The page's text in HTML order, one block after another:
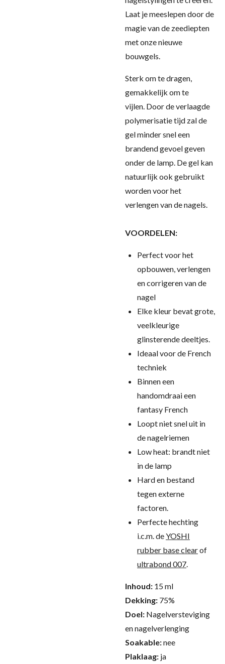
Laat je meeslepen door de
magie van de zeediepten
met onze nieuwe
bouwgels.
Sterk om te dragen,
gemakkelijk om te
vijlen. Door de verlaagde
polymerisatie tijd zal de
gel minder snel een
brandend gevoel geven
onder de lamp. De gel kan
natuurlijk ook gebruikt
worden voor het
verlengen van de nagels.
VOORDELEN:
Perfect voor het
opbouwen, verlengen
en corrigeren van de
nagel
Elke kleur bevat grote,
veelkleurige
glinsterende deeltjes.
Ideaal voor de French
techniek
Binnen een
handomdraai een
fantasy French
Loopt niet snel uit in
de nagelriemen
Low heat: brandt niet
in de lamp
Hard en bestand
tegen externe
factoren.
Perfecte hechting
i.c.m. deYOSHI
rubber base clearof
ultrabond 007.
Inhoud: 15 ml
Dekking: 75%
Doel: Nagelversteviging
en nagelverlenging
Soakable:nee
Plaklaag: ja